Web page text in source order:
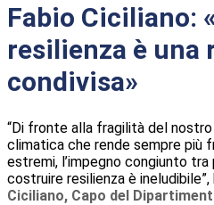
Fabio Ciciliano:
resilienza è una
condivisa»
“Di fronte alla fragilità del
climatica che rende sempre più
estremi, l’impegno congiunto
costruire resilienza è
Ciciliano, Capo del